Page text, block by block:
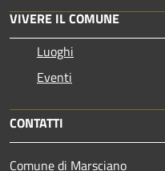
VIVERE IL COMUNE
Luoghi
Eventi
CONTATTI
Comune di Marsciano